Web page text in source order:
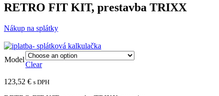
RETRO FIT KIT, prestavba TRIXX
Nákup na splátky
Model
Clear
123,52 € s DPH